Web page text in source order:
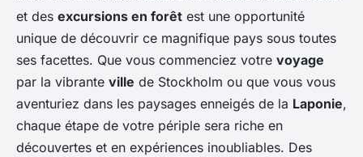
et des excursions en forêt est une opportunité
unique de découvrir ce magnifique pays sous toutes
ses facettes. Que vous commenciez votre voyage
par la vibrante ville de Stockholm ou que vous vous
aventuriez dans les paysages enneigés de la Laponie,
chaque étape de votre périple sera riche en
découvertes et en expériences inoubliables. Des